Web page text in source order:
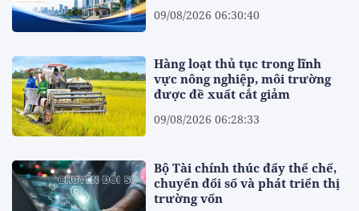
09/08/2026 06:30:40
Hàng loạt thủ tục trong lĩnh
vực nông nghiệp, môi trường
được đề xuất cắt giảm
09/08/2026 06:28:33
Bộ Tài chính thúc đẩy thể chế,
chuyển đổi số và phát triển thị
trường vốn